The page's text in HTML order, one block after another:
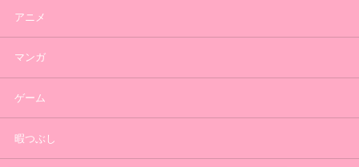
アニメ
マンガ
ゲーム
暇つぶし